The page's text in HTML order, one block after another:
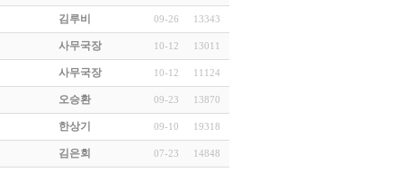
김루비 09-26 13343
사무국장 10-12 13011
사무국장 10-12 11124
오승환 09-23 13870
한상기 09-10 19318
김은회 07-23 14848